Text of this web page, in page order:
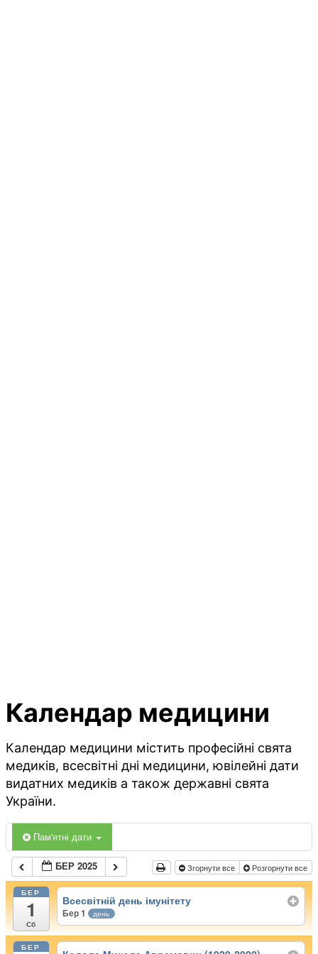
Календар медицини
Календар медицини містить професійні свята
медиків, всесвітні дні медицини, ювілейні дати
видатних медиків а також державні свята
України.
Пам'ятні дати
БЕР 2025 Згорнути все Розгорнути все
БЕР
1
Сб
Всесвітній день імунітету
Бер 1 день
БЕР